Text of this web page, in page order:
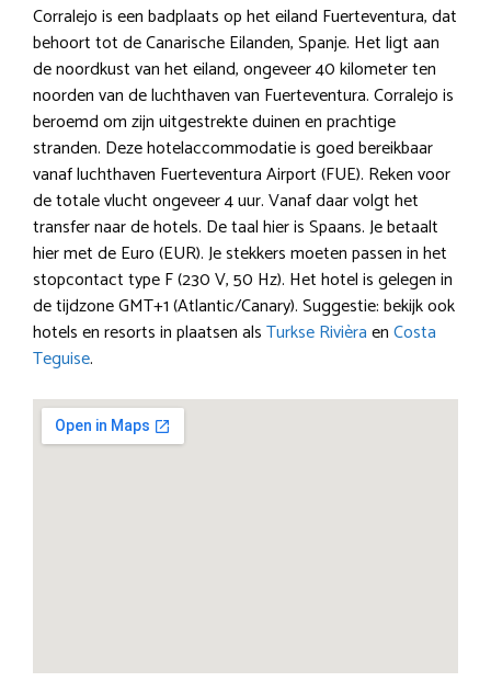
Corralejo is een badplaats op het eiland Fuerteventura, dat
behoort tot de Canarische Eilanden, Spanje. Het ligt aan
de noordkust van het eiland, ongeveer 40 kilometer ten
noorden van de luchthaven van Fuerteventura. Corralejo is
beroemd om zijn uitgestrekte duinen en prachtige
stranden. Deze hotelaccommodatie is goed bereikbaar
vanaf luchthaven Fuerteventura Airport (FUE). Reken voor
de totale vlucht ongeveer 4 uur. Vanaf daar volgt het
transfer naar de hotels. De taal hier is Spaans. Je betaalt
hier met de Euro (EUR). Je stekkers moeten passen in het
stopcontact type F (230 V, 50 Hz). Het hotel is gelegen in
de tijdzone GMT+1 (Atlantic/Canary). Suggestie: bekijk ook
hotels en resorts in plaatsen alsTurkse RivièraenCosta
Teguise.